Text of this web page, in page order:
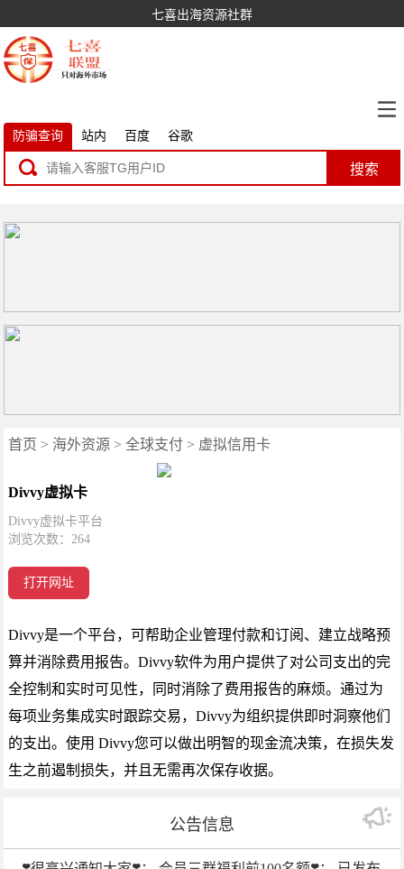
七喜出海资源社群
防骗查询 站内 百度 谷歌
搜索
首页 > 海外资源 >全球支付 > 虚拟信用卡
Divvy虚拟卡
Divvy虚拟卡平台
浏览次数：264
打开网址
Divvy是一个平台，可帮助企业管理付款和订阅、建立战略预
算并消除费用报告。Divvy软件为用户提供了对公司支出的完
全控制和实时可见性，同时消除了费用报告的麻烦。通过为
每项业务集成实时跟踪交易，Divvy为组织提供即时洞察他们
的支出。使用 Divvy您可以做出明智的现金流决策，在损失发
生之前遏制损失，并且无需再次保存收据。
公告信息